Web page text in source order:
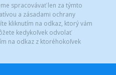
spracovávať len za týmto
a zásadami ochrany
kliknutím na odkaz, ktorý vám
kedykoľvek odvolať
na odkaz z ktoréhokoľvek